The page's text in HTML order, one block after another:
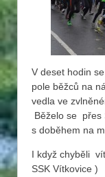
V deset hodin
pole běžců na
vedla ve
Běželo se přes
s doběhem na
I když chyběli
SSK Vítkovice